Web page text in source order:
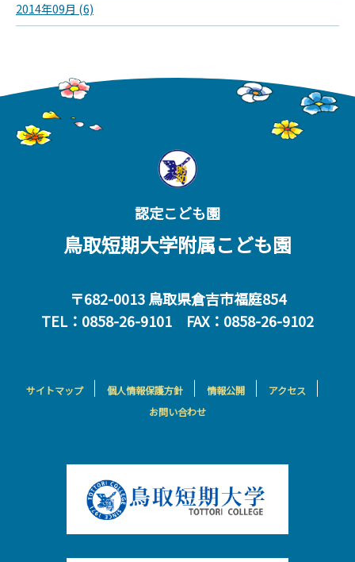
2014年09月 (6)
認定こども園
鳥取短期大学附属こども園
〒682-0013 鳥取県倉吉市福庭854
TEL：0858-26-9101 FAX：0858-26-9102
サイトマップ 個人情報保護方針 情報公開
アクセス
お問い合わせ